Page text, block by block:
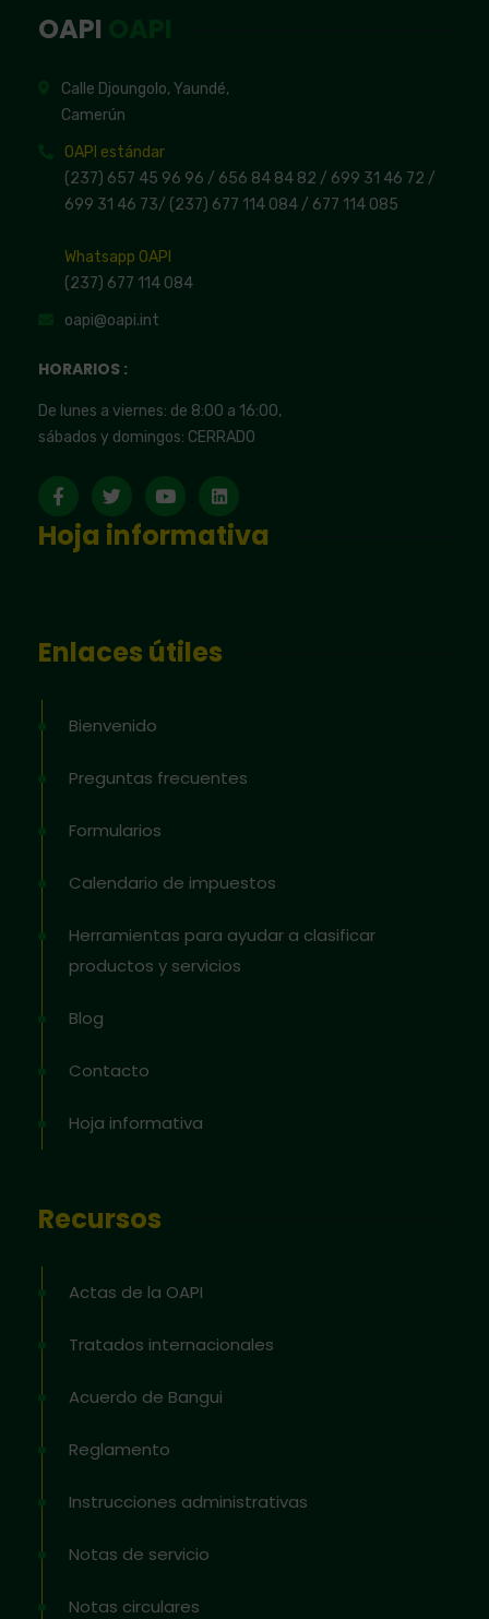
OAPI
Calle Djoungolo, Yaundé,
Camerún
OAPI estándar
(237) 657 45 96 96 / 656 84 84 82 / 699 31 46 72 /
699 31 46 73/ (237) 677 114 084 / 677 114 085
Whatsapp OAPI
(237) 677 114 084
oapi@oapi.int
HORARIOS :
De lunes a viernes: de 8:00 a 16:00,
sábados y domingos: CERRADO
Hoja informativa
Enlaces útiles
Bienvenido
Preguntas frecuentes
Formularios
Calendario de impuestos
Herramientas para ayudar a clasificar
productos y servicios
Blog
Contacto
Hoja informativa
Recursos
Actas de la OAPI
Tratados internacionales
Acuerdo de Bangui
Reglamento
Instrucciones administrativas
Notas de servicio
Notas circulares